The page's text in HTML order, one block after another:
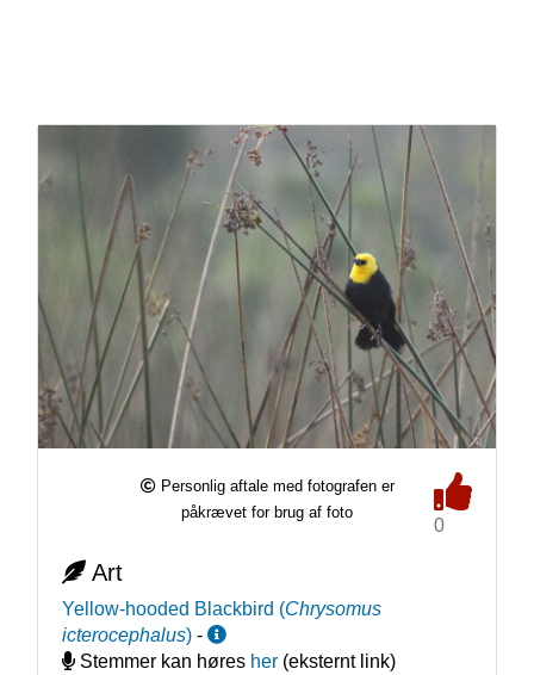
Personlig aftale med fotografen er
påkrævet for brug af foto
0
Art
Yellow-hooded Blackbird (Chrysomus
icterocephalus) -
Stemmer kan høres her(eksternt link)